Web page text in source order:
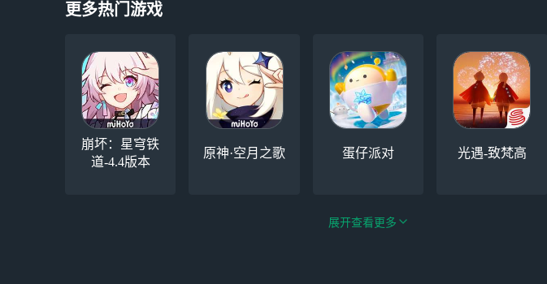
更多热门游戏
崩坏：星穹铁
道-4.4版本
原神·空月之歌 蛋仔派对 光遇-致梵高
展开查看更多